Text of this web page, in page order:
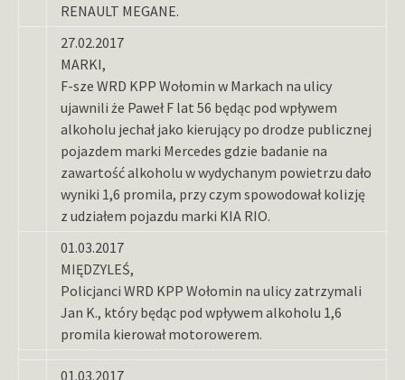
RENAULT MEGANE.
27.02.2017
MARKI,
F-sze WRD KPP Wołomin w Markach na ulicy
ujawnili że Paweł F lat 56 będąc pod wpływem
alkoholu jechał jako kierujący po drodze publicznej
pojazdem marki Mercedes gdzie badanie na
zawartość alkoholu w wydychanym powietrzu dało
wyniki 1,6 promila, przy czym spowodował kolizję
z udziałem pojazdu marki KIA RIO.
01.03.2017
MIĘDZYLEŚ,
Policjanci WRD KPP Wołomin na ulicy zatrzymali
Jan K., który będąc pod wpływem alkoholu 1,6
promila kierował motorowerem.
01.03.2017